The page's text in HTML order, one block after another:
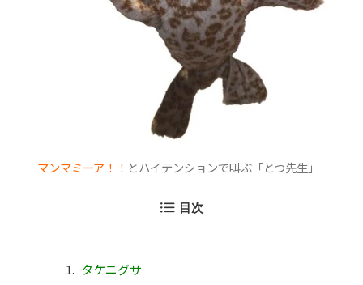
マンマミーア！！ とハイテンションで叫ぶ「とつ先生」
目次
タケニグサ